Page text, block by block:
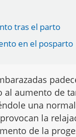
tras el parto
en el posparto
al aumento de
una
la
de la